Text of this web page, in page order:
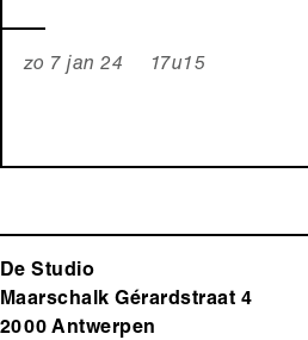
zo 7 jan 24 17u15
De Studio
Maarschalk Gérardstraat 4
2000 Antwerpen